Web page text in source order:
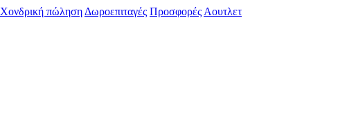
Χονδρική πώληση Δωροεπιταγές Προσφορές Αουτλετ